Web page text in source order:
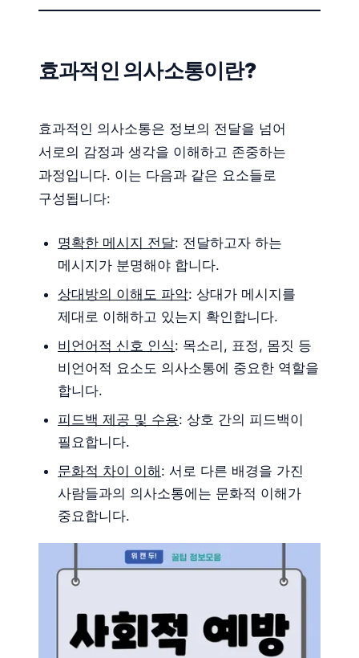
효과적인 의사소통이란?
효과적인 의사소통은 정보의 전달을 넘어
서로의 감정과 생각을 이해하고 존중하는
과정입니다. 이는 다음과 같은 요소들로
구성됩니다:
명확한 메시지 전달: 전달하고자 하는
메시지가 분명해야 합니다.
상대방의 이해도 파악: 상대가 메시지를
제대로 이해하고 있는지 확인합니다.
비언어적 신호 인식: 목소리, 표정, 몸짓 등
비언어적 요소도 의사소통에 중요한 역할을
합니다.
피드백 제공 및 수용: 상호 간의 피드백이
필요합니다.
문화적 차이 이해: 서로 다른 배경을 가진
사람들과의 의사소통에는 문화적 이해가
중요합니다.